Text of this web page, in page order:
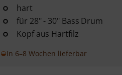
hart
für 28" - 30" Bass Drum
Kopf aus Hartfilz
In 6–8 Wochen lieferbar